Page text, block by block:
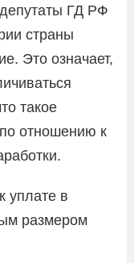
ГД РФ
страны
Это означает,
такое
отношению к
уплате в
размером